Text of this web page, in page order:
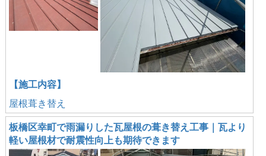
【施工内容】
屋根葺き替え
板橋区幸町で雨漏りした瓦屋根の葺き替え工事｜瓦より
軽い屋根材で耐震性向上も期待できます